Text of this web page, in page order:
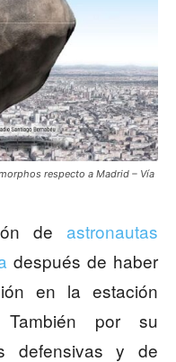
respecto a Madrid – Vía
de astronautas
después de haber
en la estación
También por su
defensivas y de